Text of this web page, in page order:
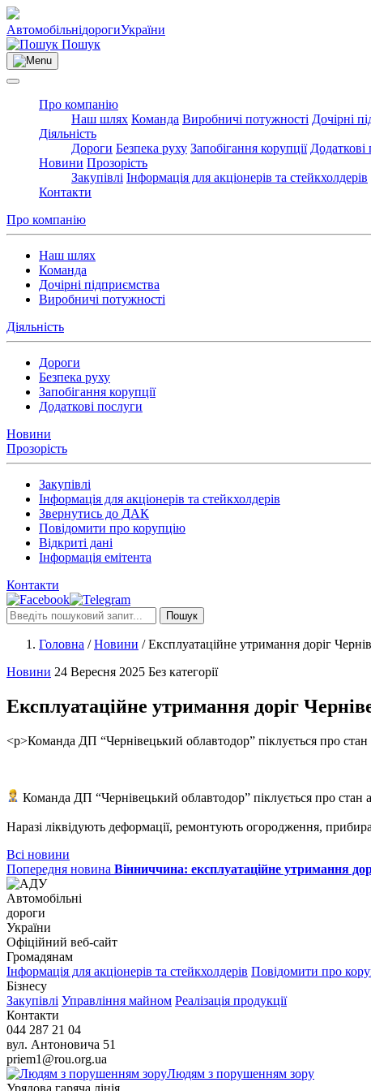
АвтомобільнідорогиУкраїни
Пошук
Про компанію
Наш шлях Команда Виробничі потужності Дочірні
Діяльність
Дороги Безпека руху Запобігання корупції Додаткові
Новини Прозорість
Закупівлі Інформація для акціонерів та стейкхолдерів
Контакти
Про компанію
Наш шлях
Команда
Дочірні підприємства
Виробничі потужності
Діяльність
Дороги
Безпека руху
Запобігання корупції
Додаткові послуги
Новини
Прозорість
Закупівлі
Інформація для акціонерів та стейкхолдерів
Звернутись до ДАК
Повідомити про корупцію
Відкриті дані
Інформація емітента
Контакти
Пошук
Головна /Новини /Експлуатаційне утримання доріг
Новини 24 Вересня 2025 Без категорії
Експлуатаційне утримання доріг
<p>Команда ДП “Чернівецький облавтодор” піклується про
Команда ДП “Чернівецький облавтодор” піклується про стан
Наразі ліквідують деформації, ремонтують огородження,
Всі новини
Попередня новина Вінниччина: експлуатаційне утримання
Автомобільні
дороги
України
Офіційний веб‑сайт
Громадянам
Інформація для акціонерів та стейкхолдерів Повідомити про
Бізнесу
Закупівлі Управління майном Реалізація продукції
Контакти
044 287 21 04
вул. Антоновича 51
priem1@rou.org.ua
Людям з порушенням зору
Урядова гаряча лінія